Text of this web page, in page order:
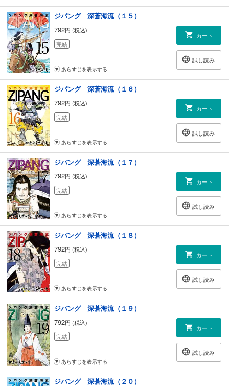
ジパング 深蒼海流（１５）
792円 (税込)
完結
カート
試し読み
あらすじを表示する
ジパング 深蒼海流（１６）
792円 (税込)
完結
カート
試し読み
あらすじを表示する
ジパング 深蒼海流（１７）
792円 (税込)
完結
カート
試し読み
あらすじを表示する
ジパング 深蒼海流（１８）
792円 (税込)
完結
カート
試し読み
あらすじを表示する
ジパング 深蒼海流（１９）
792円 (税込)
完結
カート
試し読み
あらすじを表示する
ジパング 深蒼海流（２０）